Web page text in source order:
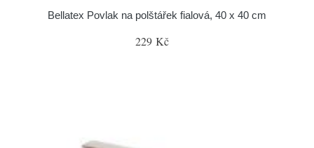
Bellatex Povlak na polštářek fialová, 40 x 40 cm
229 Kč